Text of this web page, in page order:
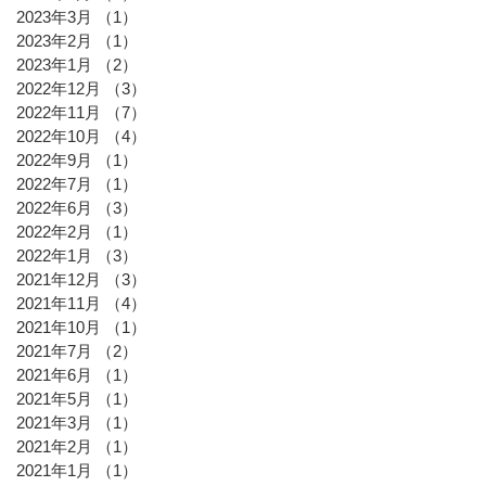
2023年3月
（1）
2023年2月
（1）
2023年1月
（2）
2022年12月
（3）
2022年11月
（7）
2022年10月
（4）
2022年9月
（1）
2022年7月
（1）
2022年6月
（3）
2022年2月
（1）
2022年1月
（3）
2021年12月
（3）
2021年11月
（4）
2021年10月
（1）
2021年7月
（2）
2021年6月
（1）
2021年5月
（1）
2021年3月
（1）
2021年2月
（1）
2021年1月
（1）